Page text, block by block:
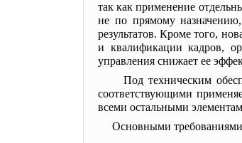
так как применение
не по прямому
результатов. Кроме того,
и квалификации кадров,
управления снижает ее
Под техническим
соответствующими
всеми остальными
Основными